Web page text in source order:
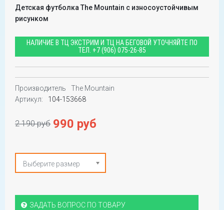
Детская футболка The Mountain с износоустойчивым
рисунком
НАЛИЧИЕ В ТЦ ЭКСТРИМ И ТЦ НА БЕГОВОЙ УТОЧНЯЙТЕ ПО
ТЕЛ. +7 (906) 075-26-85
Производитель
The Mountain
Артикул:
104-153668
2 190 руб 990 руб
Выберите размер
ЗАДАТЬ ВОПРОС ПО ТОВАРУ